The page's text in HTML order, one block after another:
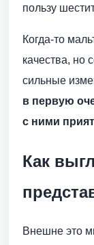
пользу
Когда-то
качества, но
сильные
в первую
с ними
Как
Внешне это